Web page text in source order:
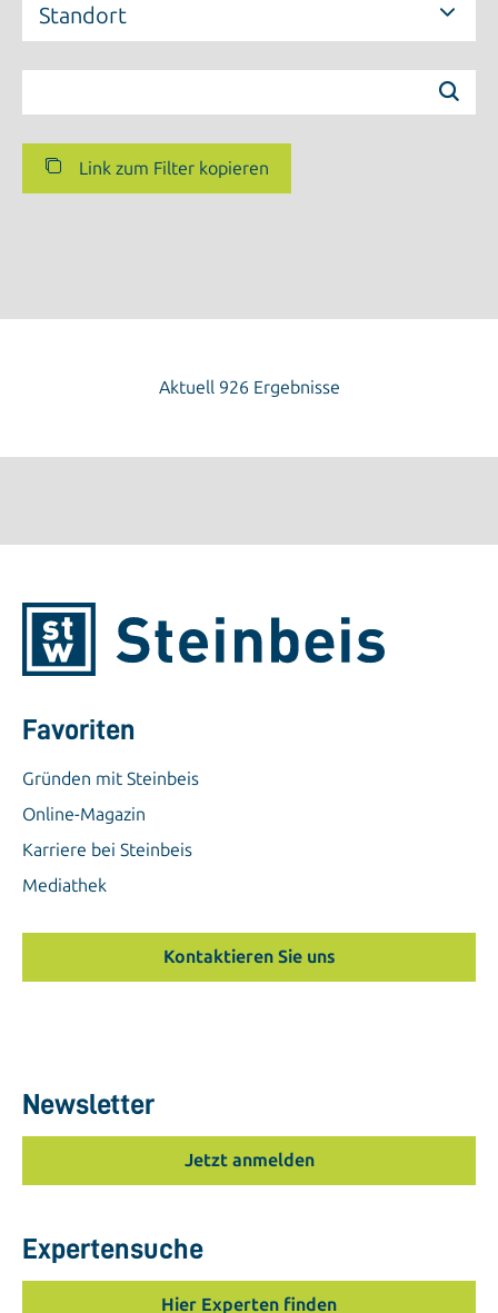
Standort
Link zum Filter kopieren
Aktuell 926 Ergebnisse
Favoriten
Gründen mit Steinbeis
Online-Magazin
Karriere bei Steinbeis
Mediathek
Kontaktieren Sie uns
Newsletter
Jetzt anmelden
Expertensuche
Hier Experten finden